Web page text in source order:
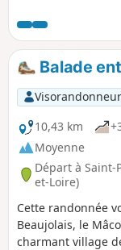
hameau de
descendante
gros 6 km de
Balade
Visorandonneur
10,43 km
Moyenne
Départ à Saint-
et-Loire)
Cette randonnée
Beaujolais, le
charmant village